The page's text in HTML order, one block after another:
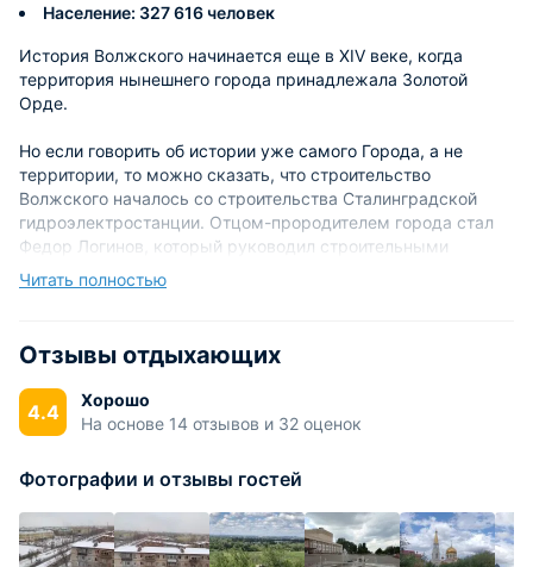
Население: 327 616 человек
История Волжского начинается еще в XIV веке, когда
территория нынешнего города принадлежала Золотой
Орде.
Но если говорить об истории уже самого Города, а не
территории, то можно сказать, что строительство
Волжского началось со строительства Сталинградской
гидроэлектростанции. Отцом-прородителем города стал
Федор Логинов, который руководил строительными
работами на станции и бесспорно является основателем
Волжского. Сегодня, на главной площади города стоит
Уже в 1951 году Волжский начал «расти домами» - был
заложен фундамент под первый каменный дом.
К концу года построили и сдали в эксплуатацию 8 таких
Знамя. Город строился очень быстро: вскоре появился и
новый хлебзавод, а затем и первый универмаг.
Постепенно в городе стали появляться стадионы, заводы,
Читать полностью
Отзывы отдыхающих
4.4
Хорошо
На основе 14 отзывов и 32 оценок
Фотографии и отзывы гостей